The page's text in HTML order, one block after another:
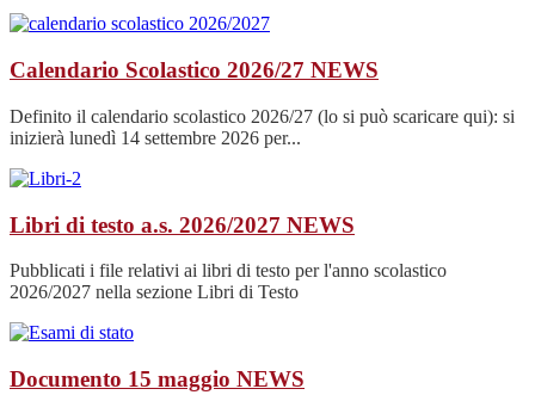
Calendario Scolastico 2026/27 NEWS
Definito il calendario scolastico 2026/27 (lo si può scaricare qui): si
inizierà lunedì 14 settembre 2026 per...
Libri di testo a.s. 2026/2027 NEWS
Pubblicati i file relativi ai libri di testo per l'anno scolastico
2026/2027 nella sezione Libri di Testo
Documento 15 maggio NEWS